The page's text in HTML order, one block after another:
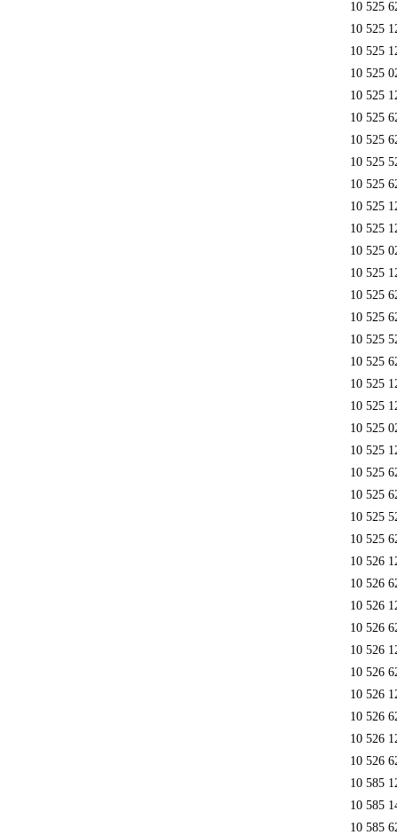
10 525
10 525
10 525
10 525
10 525
10 525
10 525
10 525
10 525
10 525
10 525
10 525
10 525
10 525
10 525
10 525
10 525
10 525
10 525
10 525
10 525
10 525
10 525
10 525
10 525
10 526
10 526
10 526
10 526
10 526
10 526
10 526
10 526
10 526
10 526
10 585
10 585
10 585